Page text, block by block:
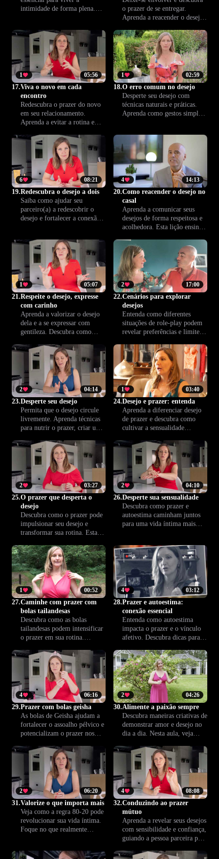
intimidade de forma plena.
antigos traumas e aprender
caminhos para se libertar
emocionalmente e se abrir
para novas experiências.
o prazer de se entregar.
Aprenda a reacender o desejo
dicas que ajudam casais a se
soltarem e viverem a
intimidade com mais
liberdade.
05:56
1
17.Viva o novo em cada
encontro
Redescubra o prazer do novo
em seu relacionamento.
Aprenda a evitar a rotina e
viva. Esta aula traz dicas para
fortalecer a conexão entre o
casal e cultivar o prazer
contínuo.
02:59
1
18.O erro comum no desejo
Desperte seu desejo com
técnicas naturais e práticas.
Aprenda como gestos simples
ao seu relacionamento, sem
pressão.
08:21
6
19.Redescubra o desejo a dois
Saiba como ajudar seu
parceiro(a) a redescobrir o
desejo e fortalecer a conexão
comunicação e reavivar o
prazer entre vocês.
14:13
4
20.Como reacender o desejo no
casal
Aprenda a comunicar seus
desejos de forma respeitosa e
acolhedora. Esta lição ensina
fortalecer a conexão e
aumentar o desejo,
promovendo uma intimidade
mais saudável a dois.
05:07
1
21.Respeite o desejo, expresse
com carinho
Aprenda a valorizar o desejo
dela e a se expressar com
gentileza. Descubra como
satisfação no relacionamento
através de comunicação clara e
respeito mútuo, em todas as
fases da vida sexual.
17:00
2
22.Cenários para explorar
desejos
Entenda como diferentes
situações de role-play podem
revelar preferências e limites
reconhecer o que não funciona
para você e adapte
experiências para mais
conforto e prazer.
04:14
2
23.Desperte seu desejo
Permita que o desejo circule
livremente. Aprenda técnicas
para nutrir o prazer, criar um
fortalecer a conexão com o
seu corpo, ampliando sua
experiência íntima de forma
consciente.
03:40
1
24.Desejo e prazer: entenda
Aprenda a diferenciar desejo
de prazer e descubra como
cultivar a sensualidade
intimidade, aprofunde
vínculos e viva experiências
mais plenas com Climax™.
03:27
2
25.O prazer que desperta o
desejo
Descubra como o prazer pode
impulsionar seu desejo e
transformar sua rotina. Esta
sensualidade para cada aspecto
de sua vida, aprofundando a
conexão com seu corpo e com
quem você ama. Desperte seus
sentidos com Climax™.
04:10
2
26.Desperte sua sensualidade
Descubra como prazer e
autoestima caminham juntos
para uma vida íntima mais
reconhecer seus desejos e
conquistar mais prazer sem
culpa.
00:52
1
27.Caminhe com prazer com
bolas tailandesas
Descubra como as bolas
tailandesas podem intensificar
o prazer em sua rotina.
aumente sua conexão íntima e
viva momentos de
autocuidado enquanto caminha
com confiança.
03:12
4
28.Prazer e autoestima:
conexão essencial
Entenda como autoestima
impacta o prazer e o vínculo
afetivo. Descubra dicas para
transformar sua relação em
uma experiência mais rica e
satisfatória todos os dias.
06:16
4
29.Prazer com bolas geisha
As bolas de Geisha ajudam a
fortalecer o assoalho pélvico e
potencializam o prazer nos
como utilizá-las de forma
segura e descubra benefícios
que transformam o bem-estar,
sozinho(a) ou
acompanhado(a).
04:26
2
30.Alimente a paixão sempre
Descubra maneiras criativas de
demonstrar amor e desejo no
dia a dia. Nesta aula, veja
transformar pequenos gestos
em um relacionamento sempre
envolvente e estimulante.
06:20
2
31.Valorize o que importa mais
Veja como a regra 80-20 pode
revolucionar sua vida íntima.
Foque no que realmente
qualidade em vez de
08:08
4
32.Conduzindo ao prazer
mútuo
Aprenda a revelar seus desejos
com sensibilidade e confiança,
guiando a pessoa parceira para
mostra como construir